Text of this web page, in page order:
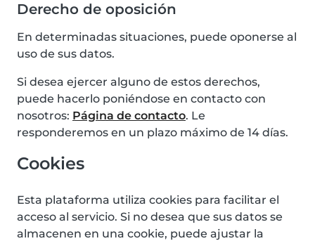
Derecho de oposición
En determinadas situaciones, puede oponerse al
uso de sus datos.
Si desea ejercer alguno de estos derechos,
puede hacerlo poniéndose en contacto con
nosotros: Página de contacto. Le
responderemos en un plazo máximo de 14 días.
Cookies
Esta plataforma utiliza cookies para facilitar el
acceso al servicio. Si no desea que sus datos se
almacenen en una cookie, puede ajustar la